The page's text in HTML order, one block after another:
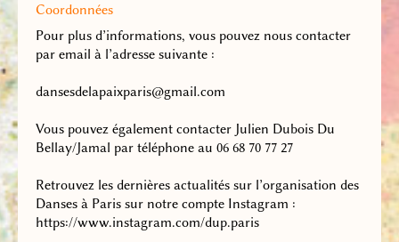
Coordonnées
Pour plus d’informations, vous pouvez nous contacter
par email à l’adresse suivante :
dansesdelapaixparis@gmail.com
Vous pouvez également contacter Julien Dubois Du
Bellay/Jamal par téléphone au 06 68 70 77 27
Retrouvez les dernières actualités sur l’organisation des
Danses à Paris sur notre compte Instagram :
https://www.instagram.com/dup.paris